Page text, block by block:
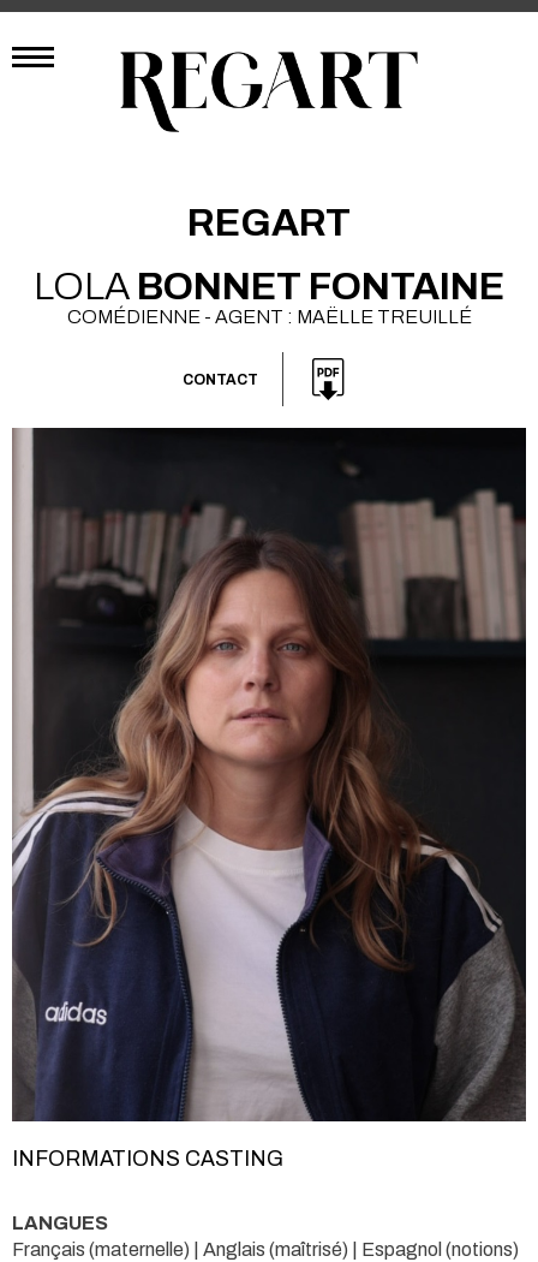
REGART
LOLA BONNET FONTAINE
COMÉDIENNE - AGENT : MAËLLE TREUILLÉ
CONTACT
INFORMATIONS CASTING
LANGUES
Français (maternelle) | Anglais (maîtrisé) | Espagnol (notions)